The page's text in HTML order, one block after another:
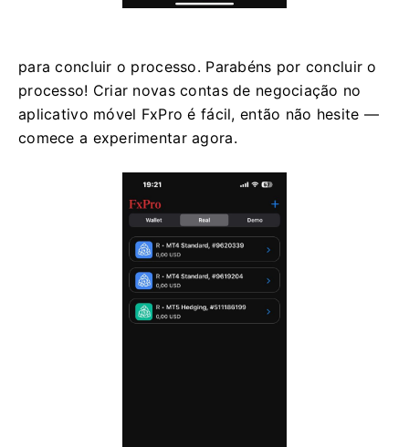
para concluir o processo. Parabéns por concluir o
processo! Criar novas contas de negociação no
aplicativo móvel FxPro é fácil, então não hesite —
comece a experimentar agora.